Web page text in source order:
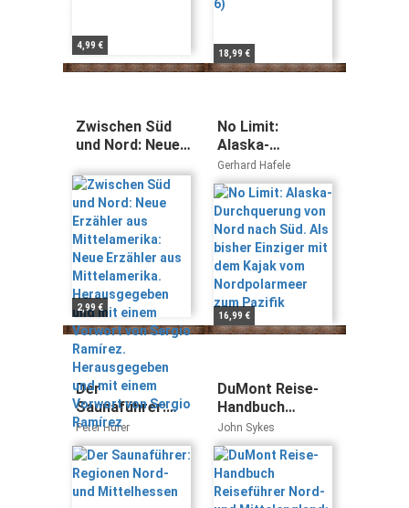
4,99 €
18,99 €
Zwischen Süd
und Nord: Neue
Mittelamerika:
Neue Erzähler
aus
Mittelamerika.
Herausgegeben
und mit einem
Vorwort von
Sergio Ramírez.
Herausgegeben
und mit einem
Vorwort von
Sergio Ramírez
2,99 €
No Limit:
Alaska-
Durchquerung
von Nord nach
Süd. Als bisher
Einziger mit dem
Kajak vom
Nordpolarmeer
zum Pazifik
Gerhard Hafele
16,99 €
Der
Saunaführer:
Regionen Nord-
und
Mittelhessen
Peter Hufer
DuMont Reise-
Handbuch
Reiseführer
Nord-und
Mittelengland:
mit Extra-
Reisekarte
John Sykes